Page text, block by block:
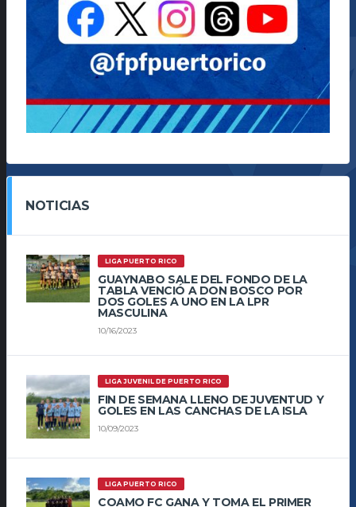
NOTICIAS
LIGA PUERTO RICO
GUAYNABO SALE DEL FONDO DE LA
TABLA VENCIÓ A DON BOSCO POR
DOS GOLES A UNO EN LA LPR
MASCULINA
10/16/2023
LIGA JUVENIL DE PUERTO RICO
FIN DE SEMANA LLENO DE JUVENTUD Y
GOLES EN LAS CANCHAS DE LA ISLA
10/09/2023
LIGA PUERTO RICO
COAMO FC GANA Y TOMA EL PRIMER